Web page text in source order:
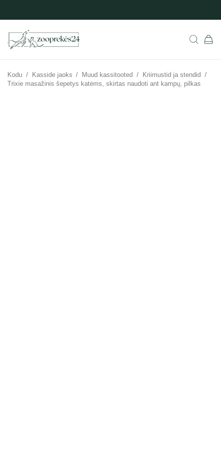
Kodu / Kasside jaoks / Muud kassitooted / Kriimustid ja stendid /
Trixie masažinis šepetys katėms, skirtas naudoti ant kampų, pilkas